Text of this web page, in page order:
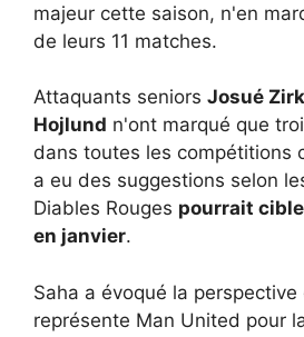
majeur cette saison, n'en
de leurs 11 matches.
Attaquants seniors Josué
Hojlund n'ont marqué que
dans toutes les compétitions
a eu des suggestions selon
Diables Rouges pourrait
en janvier.
Saha a évoqué la perspective
représente Man United pour